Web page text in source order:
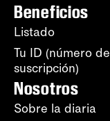
Beneficios
Listado
Tu ID (número de
suscripción)
Nosotros
Sobre la diaria